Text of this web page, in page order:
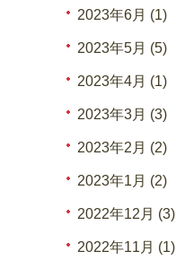
2023年6月 (1)
2023年5月 (5)
2023年4月 (1)
2023年3月 (3)
2023年2月 (2)
2023年1月 (2)
2022年12月 (3)
2022年11月 (1)